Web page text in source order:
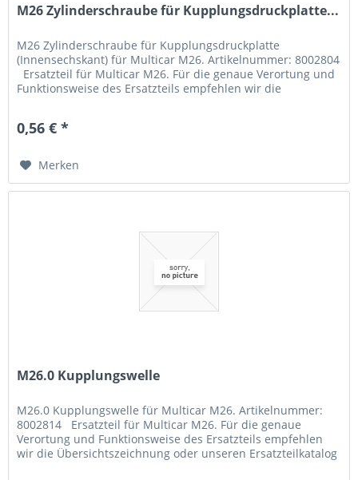
M26 Zylinderschraube für Kupplungsdruckplatte...
M26 Zylinderschraube für Kupplungsdruckplatte
(Innensechskant) für Multicar M26. Artikelnummer: 8002804
Ersatzteil für Multicar M26. Für die genaue Verortung und
Funktionsweise des Ersatzteils empfehlen wir die
0,56 € *
Merken
M26.0 Kupplungswelle
M26.0 Kupplungswelle für Multicar M26. Artikelnummer:
8002814 Ersatzteil für Multicar M26. Für die genaue
Verortung und Funktionsweise des Ersatzteils empfehlen
wir die Übersichtszeichnung oder unseren Ersatzteilkatalog